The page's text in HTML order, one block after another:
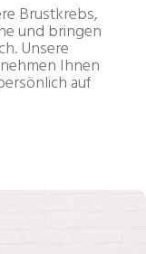
Brustkrebs,
und bringen
Unsere
Ihnen
auf